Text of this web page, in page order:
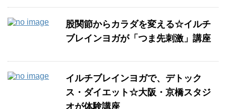
股関節からカラダを変える☆イルチ
ブレインヨガが「つま先刺激」講座
イルチブレインヨガで、デトック
ス・ダイエット☆大阪・京橋スタジ
オが体験講座